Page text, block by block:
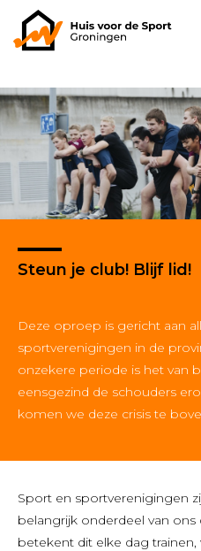
Steun je club! Blijf lid!
Deze oproep is gericht aan
sportverenigingen in de
onzekere periode is het van
eensgezind de schouders
komen we deze crisis te
Sport en sportverenigingen
belangrijk onderdeel van ons
betekent dit elke dag